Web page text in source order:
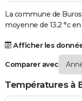
S'inscrire
Se connecter
Lycées
Collèges
Primaires
Universités
Entreprises
Service militaire
Avis de recherche
AVIS DE DÉCÈS
FORUM
Bricolage
Lifestyle
Culture
Sport
Auto
Television
Voyage
Cinema
La commune de
moyenne de 13,2 °c en
Afficher les
Comparer avec
Températures à